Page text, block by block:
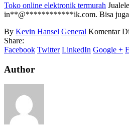
Toko online elektronik termurah
in**@************ik.com. Bisa
By Kevin Hansel General Komentar
Share:
Facebook Twitter LinkedIn Google +
Author